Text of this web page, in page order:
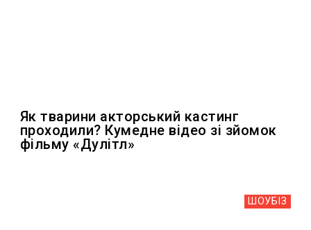
Як тварини акторський кастинг
проходили? Кумедне відео зі зйомок
фільму «Дулітл»
ШОУБIЗ